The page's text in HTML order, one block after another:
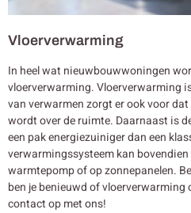
Vloerverwarming
In heel wat nieuwbouwwoningen
vloerverwarming. Vloerverwarming
van verwarmen zorgt er ook voor
wordt over de ruimte. Daarnaast is
een pak energiezuiniger dan een
verwarmingssysteem kan
warmtepomp of op zonnepanelen.
ben je benieuwd of
contact op met ons!